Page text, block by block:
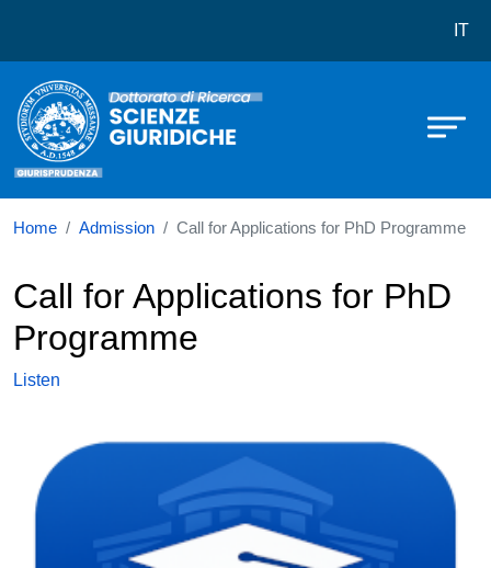
IT
Home Admission Call for Applications for PhD Programme
Call for Applications for PhD
Programme
Listen